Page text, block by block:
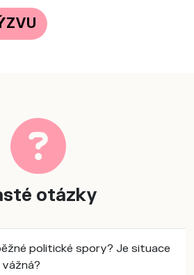
otázky
politické spory? Je situace